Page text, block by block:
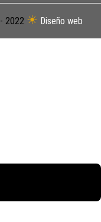
2022 ☀ Diseño web